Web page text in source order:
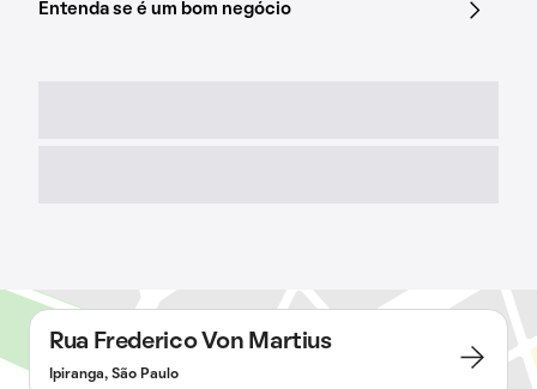
Entenda se é um bom negócio
Rua Frederico Von Martius
Ipiranga, São Paulo